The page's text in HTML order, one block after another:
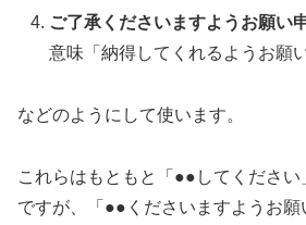
ご了承くださいますようお願い
意味「納得してくれるようお願い
などのようにして使います。
これらはもともと「●●してくださ
ですが、「●●くださいますようお願